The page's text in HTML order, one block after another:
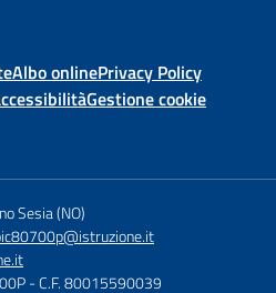
Albo onlinePrivacy Policy
Gestione cookie
Sesia (NO)
- C.F. 80015590039